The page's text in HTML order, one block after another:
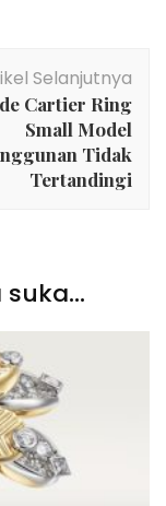
Selanjutnya
Cartier Ring
Small Model
Tidak
Tertandingi